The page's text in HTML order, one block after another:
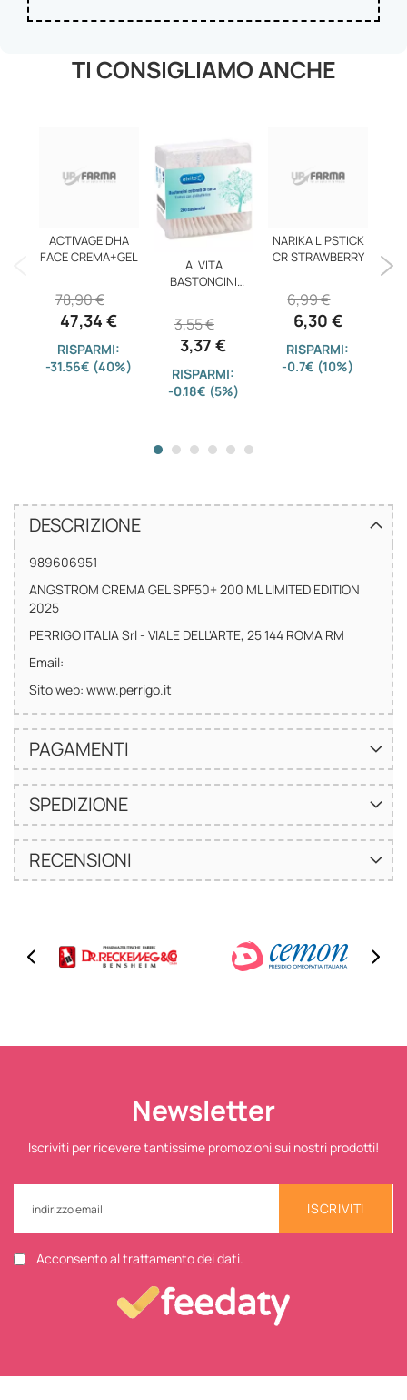
TI CONSIGLIAMO ANCHE
ACTIVAGE DHA
FACE CREMA+GEL
47,34 €
78,90 €
RISPARMI:
-31.56€ (40%)
ALVITA
BASTONCINI
3,37 €
3,55 €
RISPARMI:
-0.18€ (5%)
NARIKA LIPSTICK
CR STRAWBERRY
6,30 €
6,99 €
RISPARMI:
-0.7€ (10%)
DESCRIZIONE
989606951
ANGSTROM CREMA GEL SPF50+ 200 ML LIMITED EDITION
2025
PERRIGO ITALIA Srl - VIALE DELL'ARTE, 25 144 ROMA RM
Email:
Sito web: www.perrigo.it
PAGAMENTI
SPEDIZIONE
RECENSIONI
Newsletter
Iscriviti per ricevere tantissime promozioni sui nostri prodotti!
ISCRIVITI
Acconsento al trattamento dei dati.